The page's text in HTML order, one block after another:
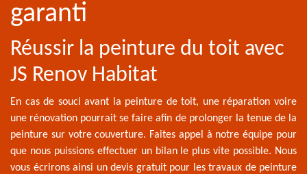
garanti
Réussir la peinture du toit avec
JS Renov Habitat
En cas de souci avant la peinture de toit, une réparation voire
une rénovation pourrait se faire afin de prolonger la tenue de la
peinture sur votre couverture. Faites appel à notre équipe pour
que nous puissions effectuer un bilan le plus vite possible. Nous
vous écrirons ainsi un devis gratuit pour les travaux de peinture